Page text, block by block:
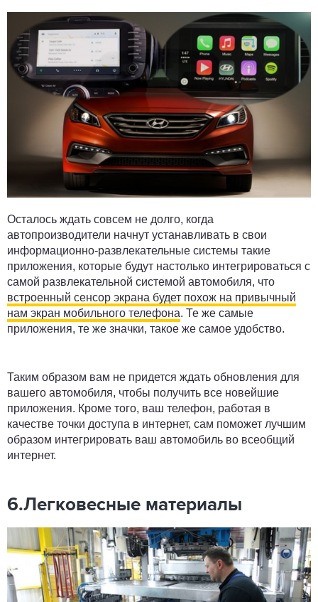
Осталось ждать совсем не долго, когда
автопроизводители начнут устанавливать в свои
информационно-развлекательные системы такие
приложения, которые будут настолько интегрироваться с
самой развлекательной системой автомобиля, что
встроенный сенсор экрана будет похож на привычный
нам экран мобильного телефона. Те же самые
приложения, те же значки, такое же самое удобство.
Таким образом вам не придется ждать обновления для
вашего автомобиля, чтобы получить все новейшие
приложения. Кроме того, ваш телефон, работая в
качестве точки доступа в интернет, сам поможет лучшим
образом интегрировать ваш автомобиль во всеобщий
интернет.
6.Легковесные материалы